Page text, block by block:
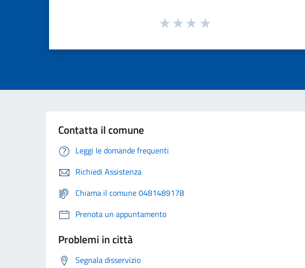
Contatta il comune
Leggi le domande frequenti
Richiedi Assistenza
Chiama il comune 0481489178
Prenota un appuntamento
Problemi in città
Segnala disservizio